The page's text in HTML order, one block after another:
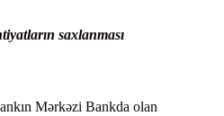
saxlanması
Mərkəzi Bankda olan